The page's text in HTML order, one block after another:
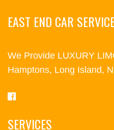
EAST END CAR
We Provide LUXURY
Hamptons, Long Island,
SERVICES